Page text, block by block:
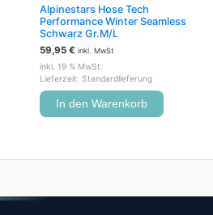
Alpinestars Hose Tech
Performance Winter Seamless
Schwarz Gr.M/L
59,95 € inkl. MwSt
inkl. 19 % MwSt.
Lieferzeit: Standardlieferung
In den Warenkorb